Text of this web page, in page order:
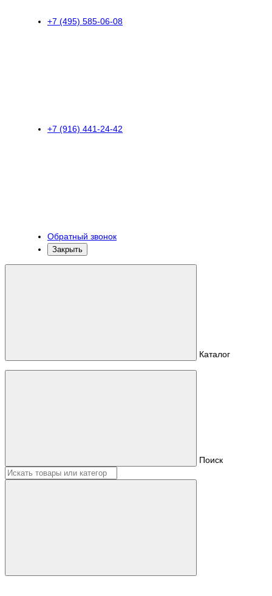
+7 (495) 585-06-08
+7 (916) 441-24-42
Обратный звонок
Закрыть
Каталог
Поиск